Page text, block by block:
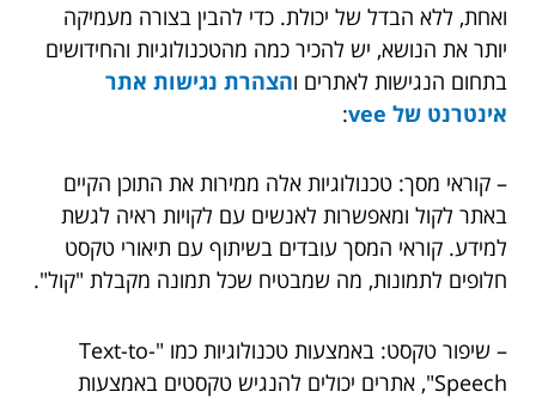
ואחת, ללא הבדל של יכולת. כדי להבין בצורה מעמיקה
יותר את הנושא, יש להכיר כמה מהטכנולוגיות והחידושים
בתחום הנגישות לאתרים והצהרת נגישות אתר
אינטרנט של vee
:
– קוראי מסך: טכנולוגיות אלה ממירות את התוכן הקיים
באתר לקול ומאפשרות לאנשים עם לקויות ראיה לגשת
למידע. קוראי המסך עובדים בשיתוף עם תיאורי טקסט
חלופים לתמונות, מה שמבטיח שכל תמונה מקבלת "קול".
– שיפור טקסט: באמצעות טכנולוגיות כמו "Text-to-
Speech", אתרים יכולים להנגיש טקסטים באמצעות